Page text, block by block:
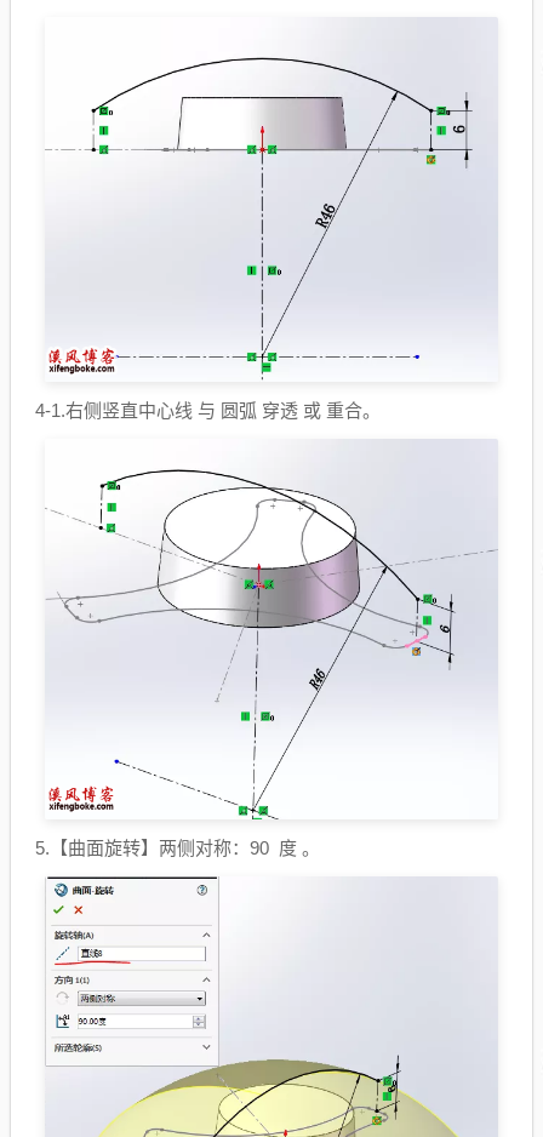
4-1.右侧竖直中心线 与 圆弧 穿透 或 重合。
5.【曲面旋转】两侧对称：90 度 。